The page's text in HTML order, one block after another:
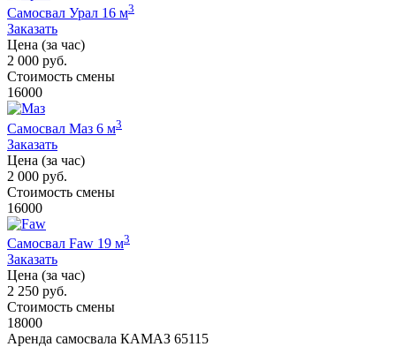
Самосвал Урал 16 м3
Заказать
Цена (за час)
2 000 руб.
Стоимость смены
16000
Самосвал Маз 6 м3
Заказать
Цена (за час)
2 000 руб.
Стоимость смены
16000
Самосвал Faw 19 м3
Заказать
Цена (за час)
2 250 руб.
Стоимость смены
18000
Аренда самосвала КАМАЗ 65115